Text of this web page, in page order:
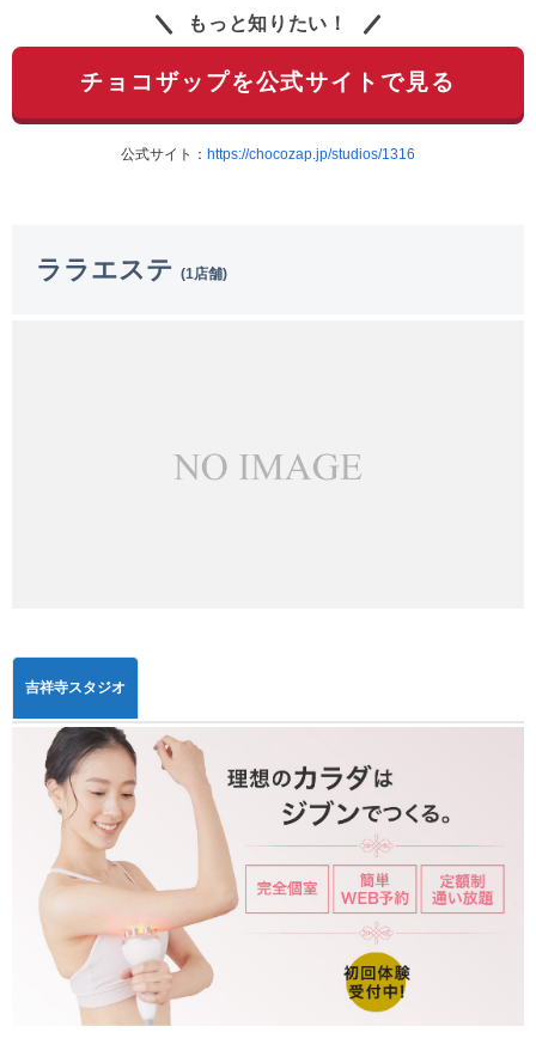
もっと知りたい！
チョコザップを公式サイトで見る
公式サイト： https://chocozap.jp/studios/1316
ララエステ (1店舗)
吉祥寺スタジオ